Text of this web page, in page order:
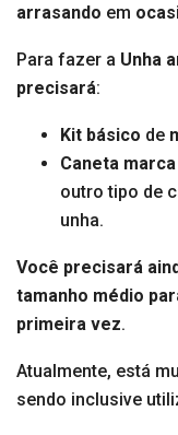
arrasando em
Para fazer a Unha
precisará:
Kit básico de
Caneta
outro tipo de
unha.
Você precisará
tamanho médio
primeira vez.
Atualmente, está
sendo inclusive